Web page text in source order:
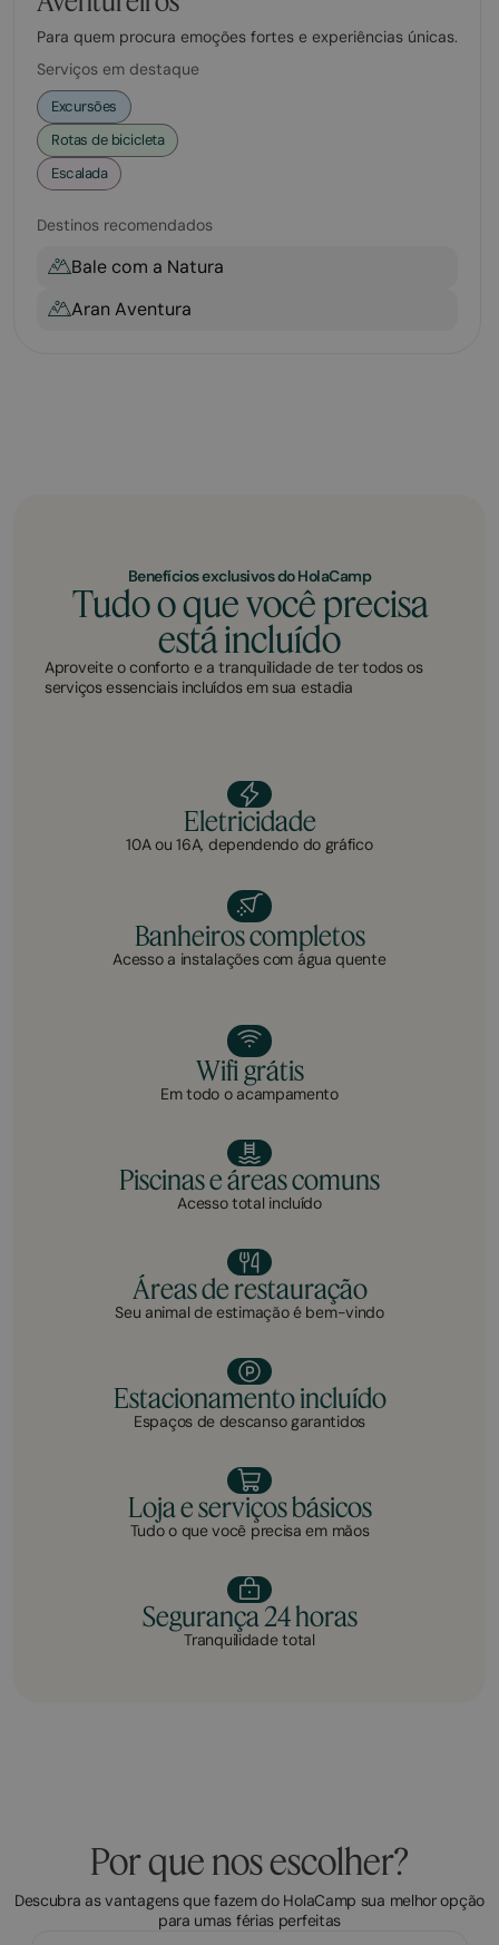
Para quem procura emoções fortes e experiências únicas.
Serviços em destaque
Excursões
Rotas de bicicleta
Escalada
Destinos recomendados
Bale com a Natura
Aran Aventura
Benefícios exclusivos do HolaCamp
Tudo o que você precisa
está incluído
Aproveite o conforto e a tranquilidade de ter todos os
serviços essenciais incluídos em sua estadia
Eletricidade
10A ou 16A, dependendo do gráfico
Banheiros completos
Acesso a instalações com água quente
Wifi grátis
Em todo o acampamento
Piscinas e áreas comuns
Acesso total incluído
Áreas de restauração
Seu animal de estimação é bem-vindo
Estacionamento incluído
Espaços de descanso garantidos
Loja e serviços básicos
Tudo o que você precisa em mãos
Segurança 24 horas
Tranquilidade total
Por que nos escolher?
Descubra as vantagens que fazem do HolaCamp sua melhor opção
para umas férias perfeitas